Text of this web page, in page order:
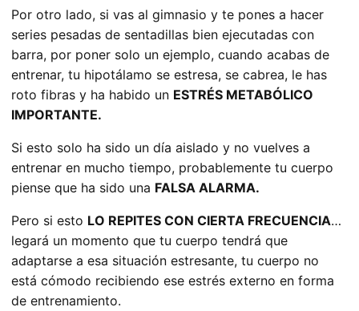
Por otro lado, si vas al gimnasio y te pones a hacer
series pesadas de sentadillas bien ejecutadas con
barra, por poner solo un ejemplo, cuando acabas de
entrenar, tu hipotálamo se estresa, se cabrea, le has
roto fibras y ha habido un ESTRÉS METABÓLICO
IMPORTANTE.
Si esto solo ha sido un día aislado y no vuelves a
entrenar en mucho tiempo, probablemente tu cuerpo
piense que ha sido una FALSA ALARMA.
Pero si esto LO REPITES CON CIERTA FRECUENCIA…
legará un momento que tu cuerpo tendrá que
adaptarse a esa situación estresante, tu cuerpo no
está cómodo recibiendo ese estrés externo en forma
de entrenamiento.